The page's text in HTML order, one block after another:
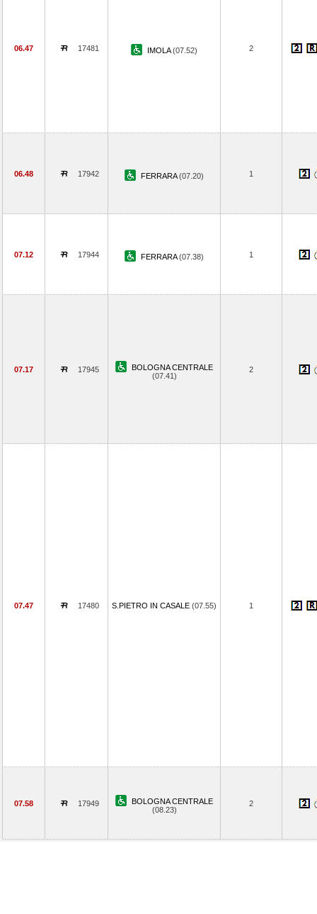
06.47 17481 IMOLA(07.52) 2
06.48 17942 FERRARA(07.20) 1
07.12 17944 FERRARA(07.38) 1
07.17 17945
BOLOGNA CENTRALE
(07.41)
2
07.47 17480 S.PIETRO IN CASALE (07.55) 1
07.58 17949
BOLOGNA CENTRALE
(08.23)
2